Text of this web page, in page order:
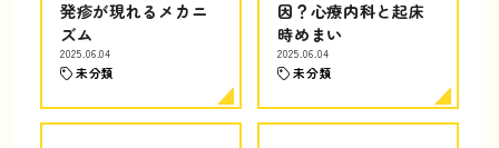
発疹が現れるメカニ
ズム
2025.06.04
未分類
因？心療内科と起床
時めまい
2025.06.04
未分類